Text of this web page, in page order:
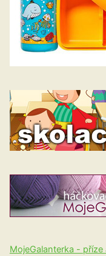
MojeGalanterka -